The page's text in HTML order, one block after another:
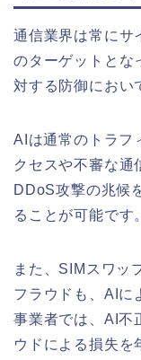
通信業界は常にサ
のターゲットとな
対する防御におい
AIは通常のトラフ
クセスや不審な通
DDoS攻撃の兆候
ることが可能です。
また、SIMスワッ
フラウドも、AIに
事業者では、AI不
ウドによる損失を